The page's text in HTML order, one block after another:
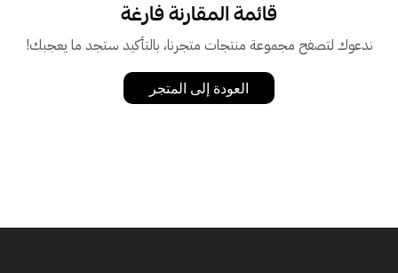
قائمة المقارنة فارغة
ندعوك لتصفح مجموعة منتجات متجرنا، بالتأكيد ستجد ما يعجبك!
العودة إلى المتجر